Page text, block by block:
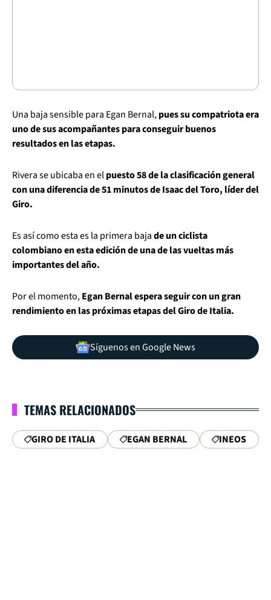
Una baja sensible para Egan Bernal,pues su compatriota era
uno de sus acompañantes para conseguir buenos
resultados en las etapas.
Rivera se ubicaba en elpuesto 58 de la clasificación general
con una diferencia de 51 minutos de Isaac del Toro, líder del
Giro.
Es así como esta es la primera bajade un ciclista
colombiano en esta edición de una de las vueltas más
importantes del año.
Por el momento,Egan Bernal espera seguir con un gran
rendimiento en las próximas etapas del Giro de Italia.
Síguenos en Google News
TEMAS RELACIONADOS
GIRO DE ITALIA EGAN BERNAL INEOS